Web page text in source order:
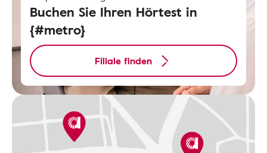
Buchen Sie Ihren Hörtest in
{#metro}
Filiale finden